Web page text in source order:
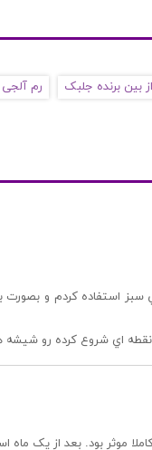
از بین برنده جلبک رم آلجی
اي شروع كرده رو شيشه
موثر بود. بعد از یک